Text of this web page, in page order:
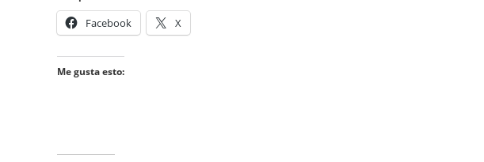
Facebook X
Me gusta esto: